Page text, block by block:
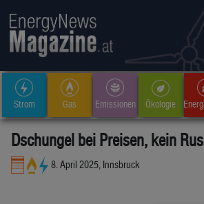
Strom Gas Emissionen Ökologie
Dschungel bei Preisen, kein
8. April 2025, Innsbruck